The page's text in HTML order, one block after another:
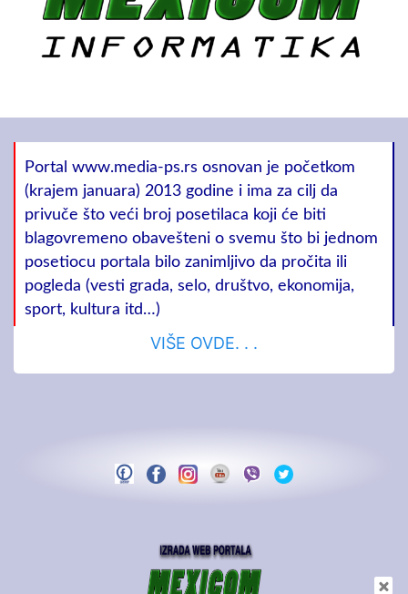
Portal www.media-ps.rs osnovan je početkom
(krajem januara) 2013 godine i ima za cilj da
privuče što veći broj posetilaca koji će biti
blagovremeno obavešteni o svemu što bi jednom
posetiocu portala bilo zanimljivo da pročita ili
pogleda (vesti grada, selo, društvo, ekonomija,
sport, kultura itd…)
VIŠE OVDE. . .